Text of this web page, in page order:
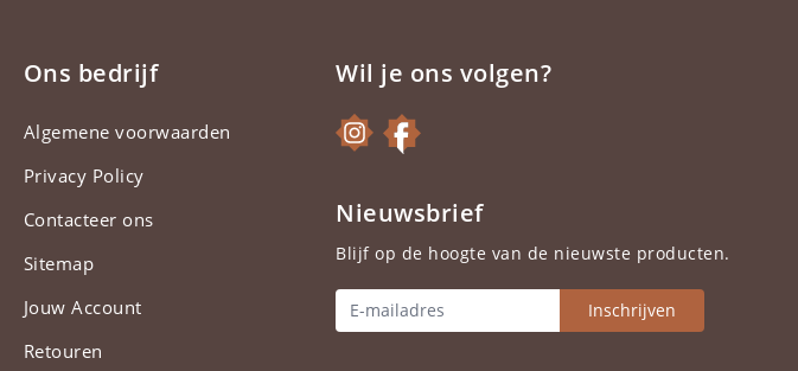
Ons bedrijf
Algemene voorwaarden
Privacy Policy
Contacteer ons
Sitemap
Jouw Account
Retouren
Wil je ons volgen?
Nieuwsbrief
Blijf op de hoogte van de nieuwste producten.
Inschrijven